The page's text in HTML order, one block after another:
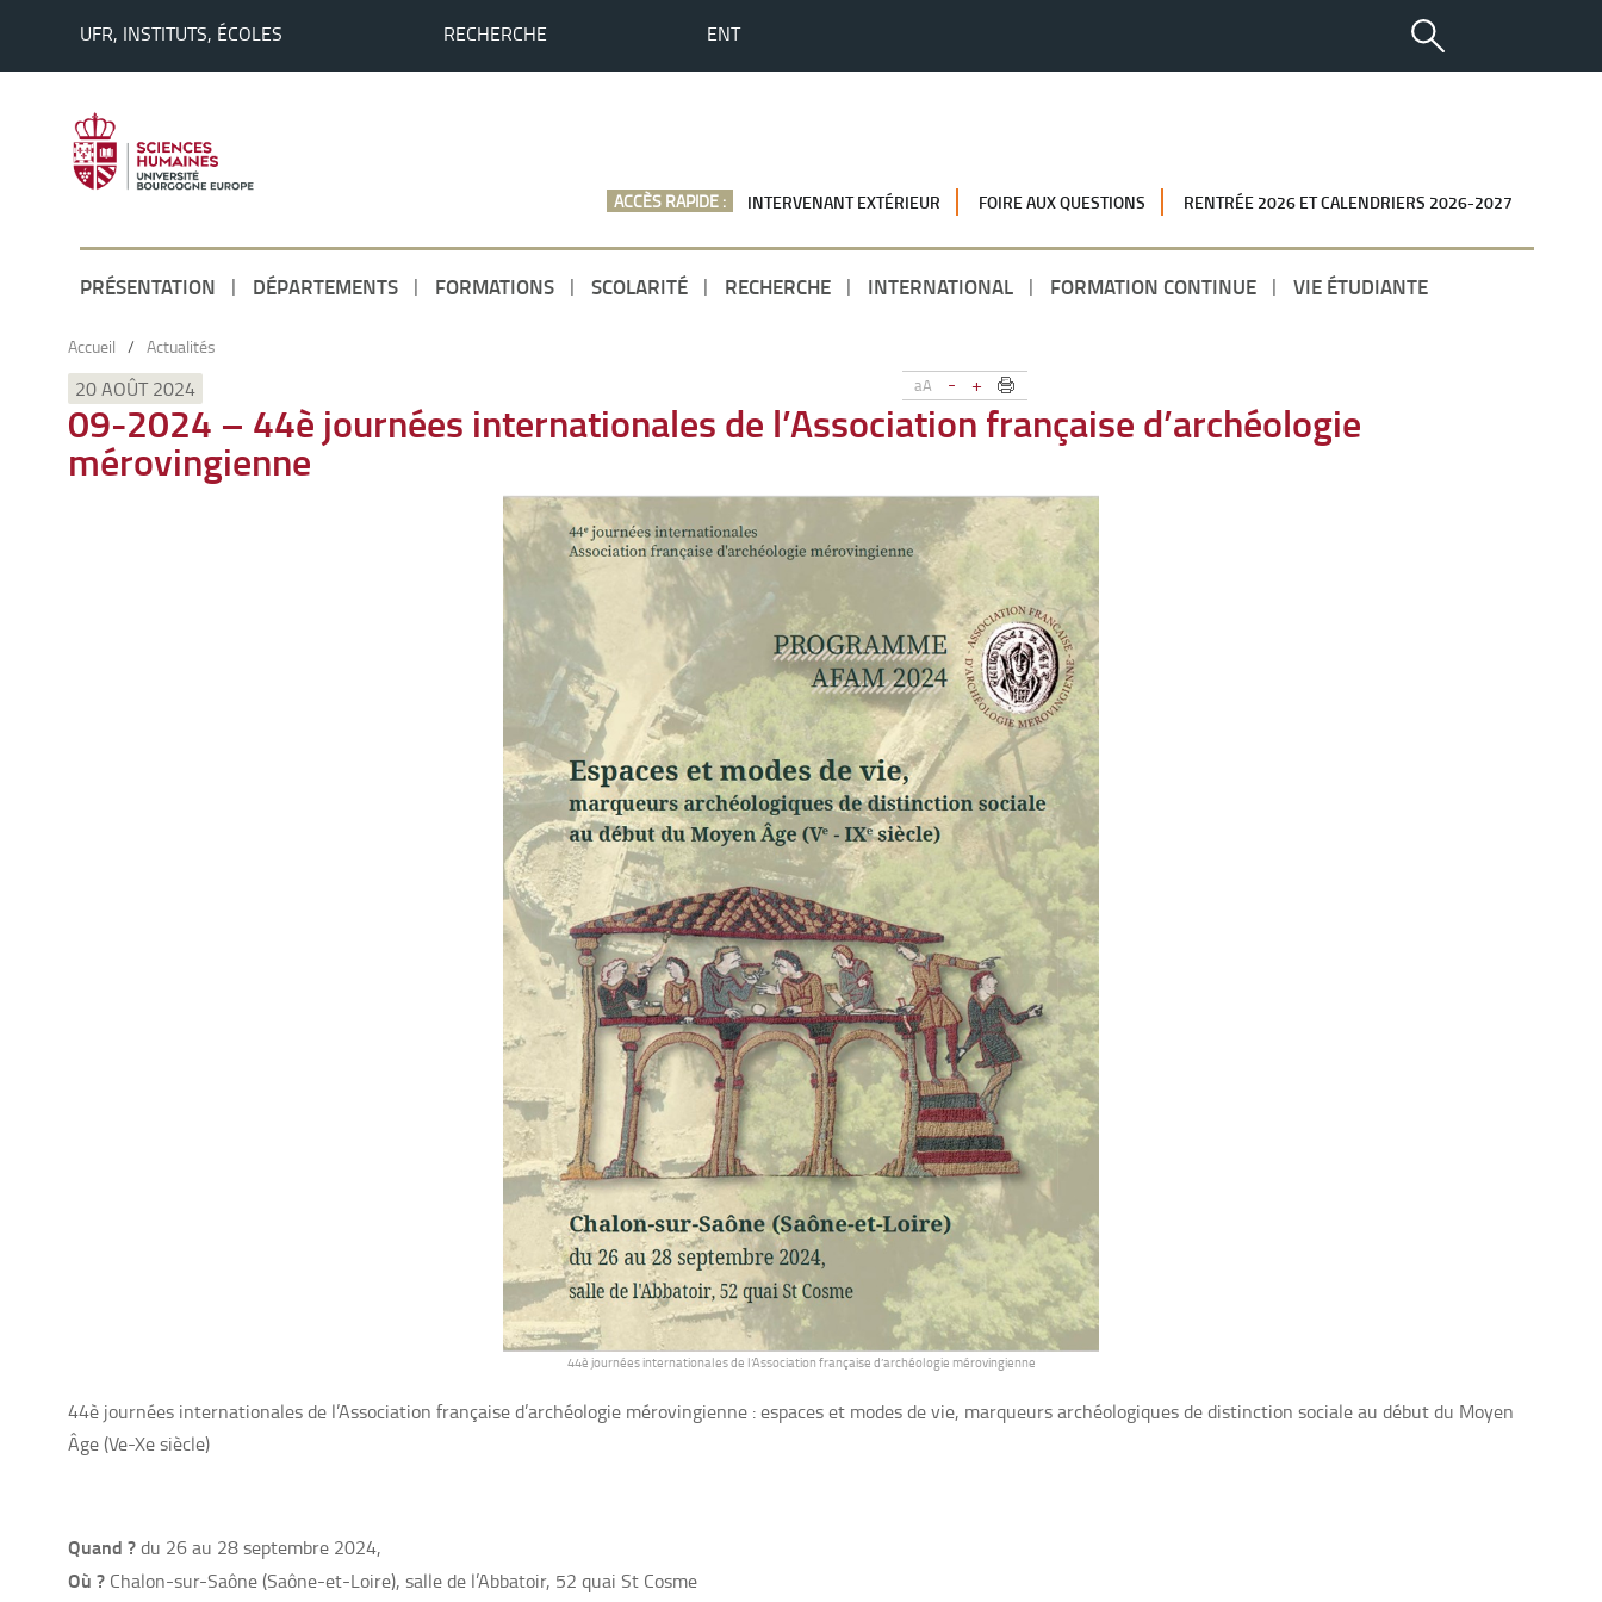
UFR, INSTITUTS, ÉCOLES RECHERCHE ENT
ACCÈS RAPIDE : INTERVENANT EXTÉRIEUR FOIRE AUX QUESTIONS RENTRÉE 2026 ET CALENDRIERS 2026-2027
PRÉSENTATION DÉPARTEMENTS FORMATIONS SCOLARITÉ RECHERCHE INTERNATIONAL FORMATION CONTINUE VIE ÉTUDIANTE
Accueil / Actualités
aA - +
20 AOÛT 2024
09-2024 – 44è journées internationales de l’Association française d’archéologie
mérovingienne
44è journées internationales de l’Association française d’archéologie mérovingienne
44è journées internationales de l’Association française d’archéologie mérovingienne : espaces et modes de vie, marqueurs archéologiques de distinction sociale au début du Moyen
Âge (Ve-Xe siècle)
Quand ?du 26 au 28 septembre 2024,
Où ? Chalon-sur-Saône (Saône-et-Loire), salle de l’Abbatoir, 52 quai St Cosme